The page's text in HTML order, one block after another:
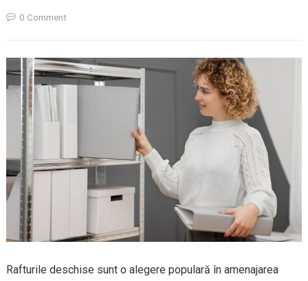
0 Comment
Rafturile deschise sunt o alegere populară în amenajarea